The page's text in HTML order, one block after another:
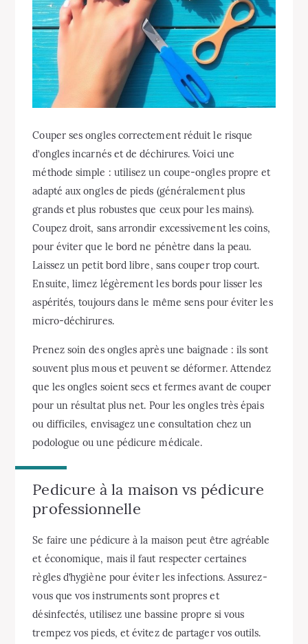
Couper ses ongles correctement réduit le risque
d’ongles incarnés et de déchirures. Voici une
méthode simple : utilisez un coupe-ongles propre et
adapté aux ongles de pieds (généralement plus
grands et plus robustes que ceux pour les mains).
Coupez droit, sans arrondir excessivement les coins,
pour éviter que le bord ne pénètre dans la peau.
Laissez un petit bord libre, sans couper trop court.
Ensuite, limez légèrement les bords pour lisser les
aspérités, toujours dans le même sens pour éviter les
micro-déchirures.
Prenez soin des ongles après une baignade : ils sont
souvent plus mous et peuvent se déformer. Attendez
que les ongles soient secs et fermes avant de couper
pour un résultat plus net. Pour les ongles très épais
ou difficiles, envisagez une consultation chez un
podologue ou une pédicure médicale.
Pedicure à la maison vs pédicure
professionnelle
Se faire une pédicure à la maison peut être agréable
et économique, mais il faut respecter certaines
règles d’hygiène pour éviter les infections. Assurez-
vous que vos instruments sont propres et
désinfectés, utilisez une bassine propre si vous
trempez vos pieds, et évitez de partager vos outils.